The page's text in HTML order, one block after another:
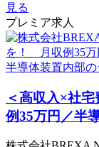
見る
プレミア求人
＜高収入×社
例35万円／半